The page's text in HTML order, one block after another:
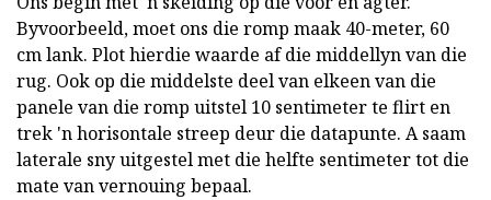
Byvoorbeeld, moet ons die romp maak 40-meter, 60
cm lank. Plot hierdie waarde af die middellyn van die
rug. Ook op die middelste deel van elkeen van die
panele van die romp uitstel 10 sentimeter te flirt en
trek 'n horisontale streep deur die datapunte. A saam
laterale sny uitgestel met die helfte sentimeter tot die
mate van vernouing bepaal.